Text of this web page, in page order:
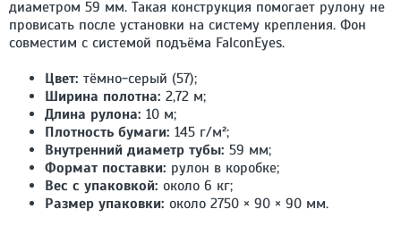
диаметром 59 мм. Такая конструкция помогает рулону не
провисать после установки на систему крепления. Фон
совместим с системой подъёма FalconEyes.
Цвет: тёмно-серый (57);
Ширина полотна: 2,72 м;
Длина рулона: 10 м;
Плотность бумаги: 145 г/м²;
Внутренний диаметр тубы: 59 мм;
Формат поставки: рулон в коробке;
Вес с упаковкой: около 6 кг;
Размер упаковки: около 2750 × 90 × 90 мм.